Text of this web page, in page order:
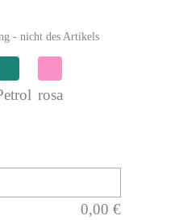
- nicht des Artikels
rosa
0,00 €